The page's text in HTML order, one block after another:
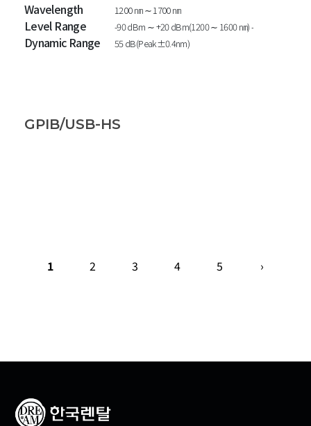
Wavelength
1200 ㎚ ∼ 1700 ㎚
Level Range -90 dBm ∼ +20 dBm(1200 ∼ 1600 ㎚) -80 dBm ∼ +20
Dynamic Range 55 dB(Peak±0.4nm)
GPIB/USB-HS
1 2 3 4 5 ›